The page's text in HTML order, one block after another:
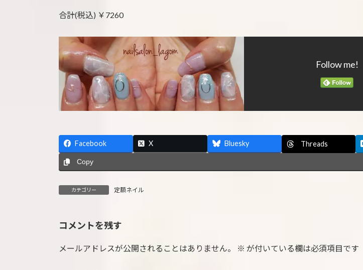
合計(税込) ￥7260
Follow me!
Facebook X Bluesky Threads
Copy
カテゴリー 定額ネイル
コメントを残す
メールアドレスが公開されることはありません。 ※ が付いている欄は必須項目です